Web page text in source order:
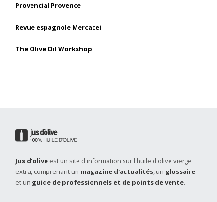
Provencial Provence
Revue espagnole Mercacei
The Olive Oil Workshop
Jus d'olive est un site d'information sur l'huile d'olive vierge
extra, comprenant un magazine d'actualités, un glossaire
et un guide de professionnels et de points de vente.